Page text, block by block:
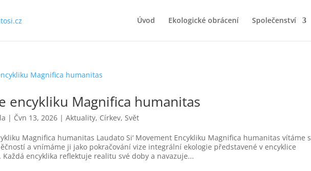
Úvod Ekologické obrácení Společenství
encykliku Magnifica humanitas
| Čvn 13, 2026 | Aktuality, Církev, Svět
Magnifica humanitas Laudato Si‘ Movement Encykliku Magnifica humanitas vítáme s
a vnímáme ji jako pokračování vize integrální ekologie představené v encyklice
Každá encyklika reflektuje realitu své doby a navazuje...